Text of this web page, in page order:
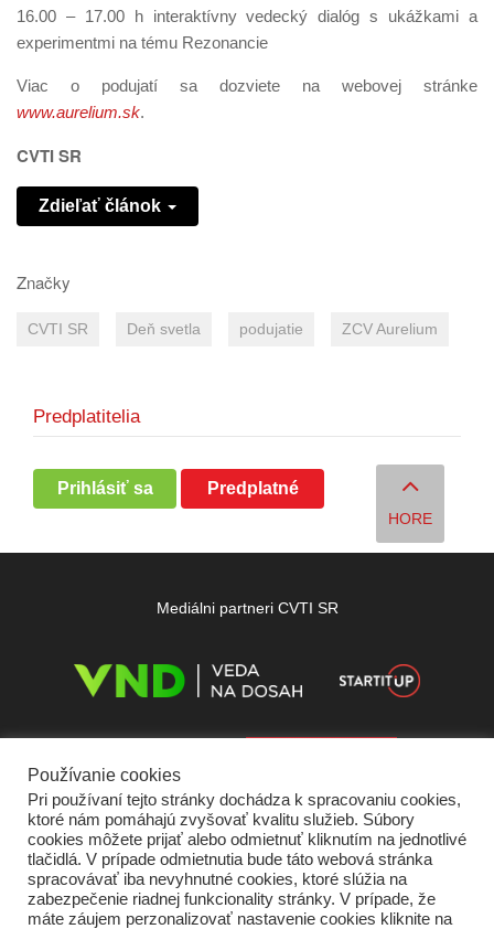
16.00 – 17.00 h interaktívny vedecký dialóg s ukážkami a
experimentmi na tému Rezonancie
Viac o podujatí sa dozviete na webovej stránke
www.aurelium.sk.
CVTI SR
Zdieľať článok
Značky
CVTI SR Deň svetla podujatie ZCV Aurelium
Predplatitelia
Prihlásiť sa Predplatné
HORE
Mediálni partneri CVTI SR
Používanie cookies
Pri používaní tejto stránky dochádza k spracovaniu cookies,
ktoré nám pomáhajú zvyšovať kvalitu služieb. Súbory
cookies môžete prijať alebo odmietnuť kliknutím na jednotlivé
tlačidlá. V prípade odmietnutia bude táto webová stránka
spracovávať iba nevyhnutné cookies, ktoré slúžia na
zabezpečenie riadnej funkcionality stránky. V prípade, že
máte záujem perzonalizovať nastavenie cookies kliknite na